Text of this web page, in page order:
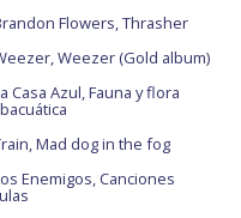
Flowers, Thrasher
Weezer (Gold album)
Casa Azul, Fauna y flora
Mad dog in the fog
Enemigos, Canciones